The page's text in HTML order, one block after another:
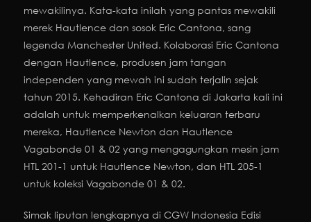
mewakilinya. Kata-kata inilah yang pantas mewakili
merek Hautlence dan sosok Eric Cantona, sang
legenda Manchester United. Kolaborasi Eric Cantona
dengan Hautlence, produsen jam tangan
independen yang mewah ini sudah terjalin sejak
tahun 2015. Kehadiran Eric Cantona di Jakarta kali ini
adalah untuk memperkenalkan keluaran terbaru
mereka, Hautlence Newton dan Hautlence
Vagabonde 01 & 02 yang mengagungkan mesin jam
HTL 201-1 untuk Hautlence Newton, dan HTL 205-1
untuk koleksi Vagabonde 01 & 02.
Simak liputan lengkapnya di CGW Indonesia Edisi